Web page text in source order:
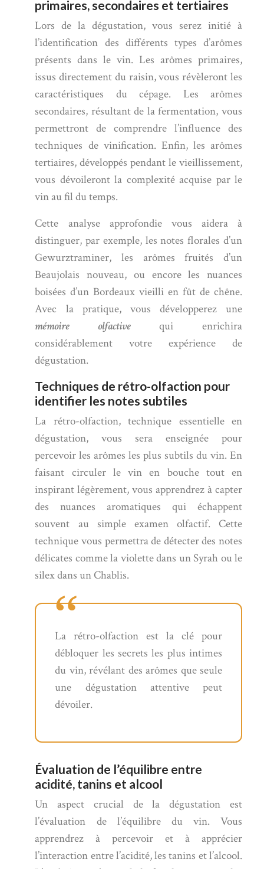
primaires, secondaires et tertiaires
Lors de la dégustation, vous serez initié à
l’identification des différents types d’arômes
présents dans le vin. Les arômes primaires,
issus directement du raisin, vous révèleront les
caractéristiques du cépage. Les arômes
secondaires, résultant de la fermentation, vous
permettront de comprendre l’influence des
techniques de vinification. Enfin, les arômes
tertiaires, développés pendant le vieillissement,
vous dévoileront la complexité acquise par le
vin au fil du temps.
Cette analyse approfondie vous aidera à
distinguer, par exemple, les notes florales d’un
Gewurztraminer, les arômes fruités d’un
Beaujolais nouveau, ou encore les nuances
boisées d’un Bordeaux vieilli en fût de chêne.
Avec la pratique, vous développerez une
mémoire olfactivequi enrichira
considérablement votre expérience de
dégustation.
Techniques de rétro-olfaction pour
identifier les notes subtiles
La rétro-olfaction, technique essentielle en
dégustation, vous sera enseignée pour
percevoir les arômes les plus subtils du vin. En
faisant circuler le vin en bouche tout en
inspirant légèrement, vous apprendrez à capter
des nuances aromatiques qui échappent
souvent au simple examen olfactif. Cette
technique vous permettra de détecter des notes
délicates comme la violette dans un Syrah ou le
silex dans un Chablis.
La rétro-olfaction est la clé pour
débloquer les secrets les plus intimes
du vin, révélant des arômes que seule
une dégustation attentive peut
dévoiler.
Évaluation de l’équilibre entre
acidité, tanins et alcool
Un aspect crucial de la dégustation est
l’évaluation de l’équilibre du vin. Vous
apprendrez à percevoir et à apprécier
l’interaction entre l’acidité, les tanins et l’alcool.